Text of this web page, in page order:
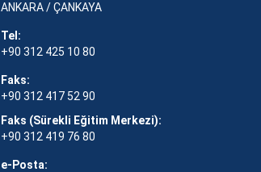
ANKARA / ÇANKAYA
Tel:
+90 312 425 10 80
Faks:
+90 312 417 52 90
Faks (Sürekli Eğitim Merkezi):
+90 312 419 76 80
e-Posta: